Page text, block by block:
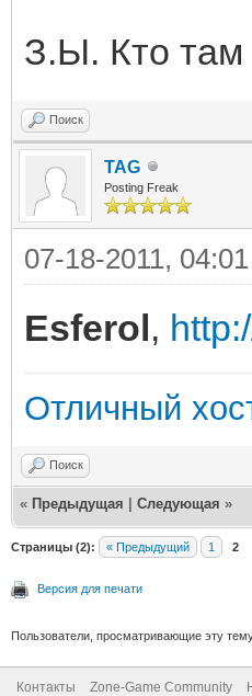
З.Ы. Кто там
Поиск
TAG
Posting Freak
07-18-2011,
Esferol,
Отличный
Поиск
« Предыдущая Следующая »
Страницы (2): « Предыдущий 1 2
Версия для печати
Пользователи, просматривающие эту
Контакты Zone-Game Community